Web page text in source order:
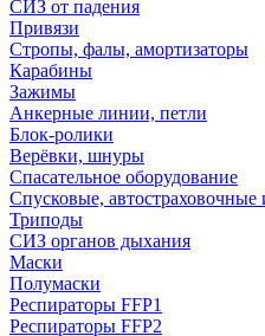
СИЗ от падения
Привязи
Стропы, фалы, амортизаторы
Карабины
Зажимы
Анкерные линии, петли
Блок-ролики
Верёвки, шнуры
Спасательное оборудование
Спусковые, автостраховочные
Триподы
СИЗ органов дыхания
Маски
Полумаски
Респираторы FFP1
Респираторы FFP2